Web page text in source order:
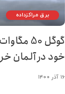
برق مراکزداده
گوگل 50
خود در آلمان
۱۶ آذر ۱۴۰۰